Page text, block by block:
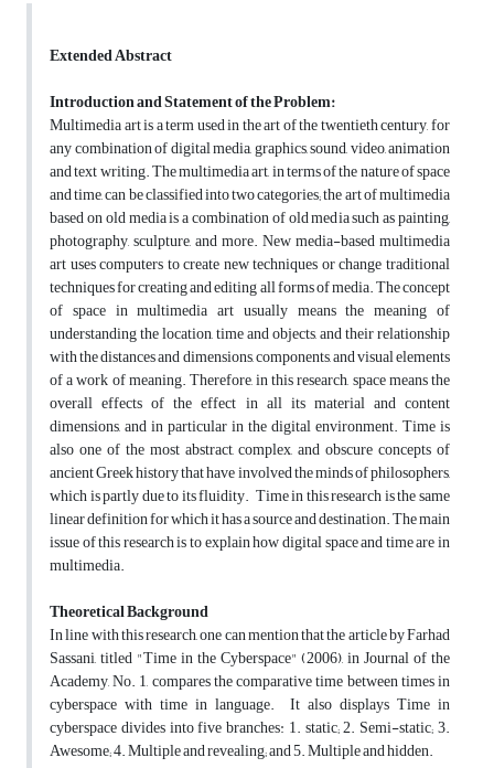
Extended Abstract
Introduction and Statement of the Problem:
Multimedia art is a term used in the art of the twentieth century, for
any combination of digital media, graphics, sound, video, animation
and text writing. The multimedia art, in terms of the nature of space
and time, can be classified into two categories; the art of multimedia
based on old media is a combination of old media such as painting,
photography, sculpture, and more. New media-based multimedia
art uses computers to create new techniques or change traditional
techniques for creating and editing all forms of media. The concept
of space in multimedia art usually means the meaning of
understanding the location, time and objects, and their relationship
with the distances and dimensions, components, and visual elements
of a work of meaning. Therefore, in this research, space means the
overall effects of the effect in all its material and content
dimensions, and in particular in the digital environment. Time is
also one of the most abstract, complex, and obscure concepts of
ancient Greek history that have involved the minds of philosophers,
which is partly due to its fluidity. Time in this research is the same
linear definition for which it has a source and destination. The main
issue of this research is to explain how digital space and time are in
multimedia.
Theoretical Background
In line with this research, one can mention that the article by Farhad
Sassani, titled "Time in the Cyberspace" (2006), in Journal of the
Academy, No. 1, compares the comparative time between times in
cyberspace with time in language. It also displays Time in
cyberspace divides into five branches: 1. static; 2. Semi-static; 3.
Awesome; 4. Multiple and revealing; and 5. Multiple and hidden.